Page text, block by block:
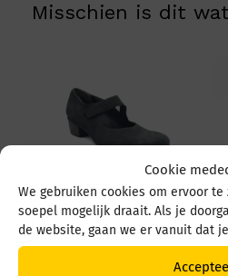
Cookie
We gebruiken cookies om ervoor
soepel mogelijk draait. Als je
de website, gaan we er vanuit dat
Misschien is dit
Durea 5679 5679 035
4549 Zwart
219,95